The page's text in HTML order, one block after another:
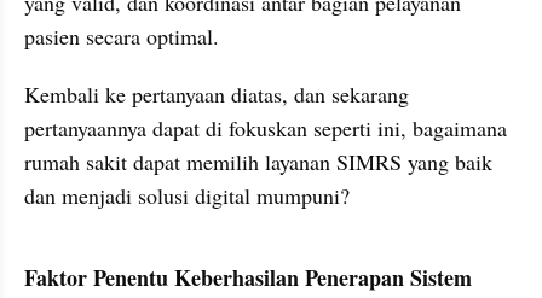
pasien secara optimal.
Kembali ke pertanyaan diatas, dan sekarang
pertanyaannya dapat di fokuskan seperti ini, bagaimana
rumah sakit dapat memilih layanan SIMRS yang baik
dan menjadi solusi digital mumpuni?
Faktor Penentu Keberhasilan Penerapan Sistem